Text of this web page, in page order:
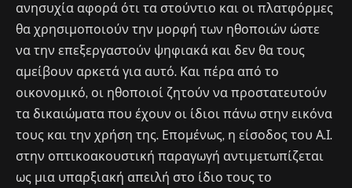
ανησυχία αφορά ότι τα στούντιο και οι πλατφόρμες
θα χρησιμοποιούν την μορφή των ηθοποιών ώστε
να την επεξεργαστούν ψηφιακά και δεν θα τους
αμείβουν αρκετά για αυτό. Και πέρα από το
οικονομικό, οι ηθοποιοί ζητούν να προστατευτούν
τα δικαιώματα που έχουν οι ίδιοι πάνω στην εικόνα
τους και την χρήση της. Επομένως, η είσοδος του Α.Ι.
στην οπτικοακουστική παραγωγή αντιμετωπίζεται
ως μια υπαρξιακή απειλή στο ίδιο τους το